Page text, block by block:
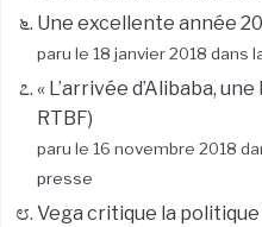
Une excellente année
paru le 18 janvier 2018 dans
« L’arrivée d’Alibaba,
RTBF)
paru le 16 novembre 2018
presse
Vega critique la